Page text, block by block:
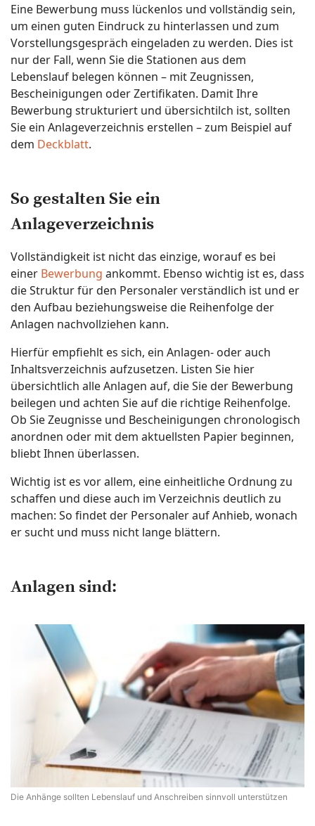
Eine Bewerbung muss lückenlos und vollständig sein,
um einen guten Eindruck zu hinterlassen und zum
Vorstellungsgespräch eingeladen zu werden. Dies ist
nur der Fall, wenn Sie die Stationen aus dem
Lebenslauf belegen können – mit Zeugnissen,
Bescheinigungen oder Zertifikaten. Damit Ihre
Bewerbung strukturiert und übersichtilch ist, sollten
Sie ein Anlageverzeichnis erstellen – zum Beispiel auf
dem Deckblatt.
So gestalten Sie ein
Anlageverzeichnis
Vollständigkeit ist nicht das einzige, worauf es bei
einer Bewerbung ankommt. Ebenso wichtig ist es, dass
die Struktur für den Personaler verständlich ist und er
den Aufbau beziehungsweise die Reihenfolge der
Anlagen nachvollziehen kann.
Hierfür empfiehlt es sich, ein Anlagen- oder auch
Inhaltsverzeichnis aufzusetzen. Listen Sie hier
übersichtlich alle Anlagen auf, die Sie der Bewerbung
beilegen und achten Sie auf die richtige Reihenfolge.
Ob Sie Zeugnisse und Bescheinigungen chronologisch
anordnen oder mit dem aktuellsten Papier beginnen,
bliebt Ihnen überlassen.
Wichtig ist es vor allem, eine einheitliche Ordnung zu
schaffen und diese auch im Verzeichnis deutlich zu
machen: So findet der Personaler auf Anhieb, wonach
er sucht und muss nicht lange blättern.
Anlagen sind:
Die Anhänge sollten Lebenslauf und Anschreiben sinnvoll unterstützen